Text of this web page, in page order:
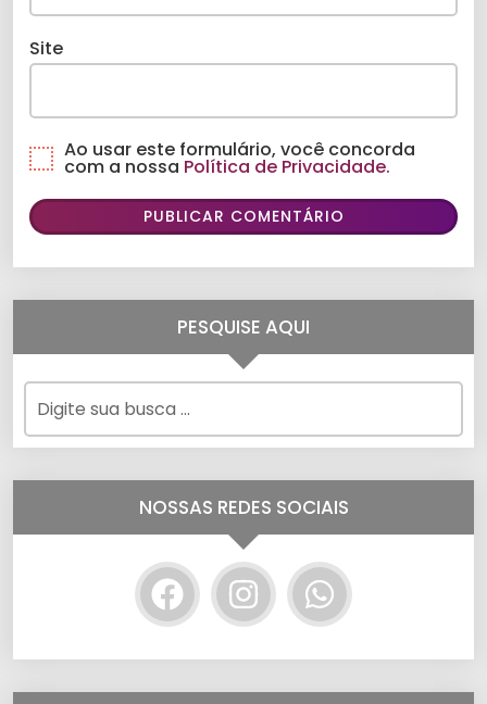
Site
Ao usar este formulário, você concorda
com a nossa Política de Privacidade.
PESQUISE AQUI
NOSSAS REDES SOCIAIS